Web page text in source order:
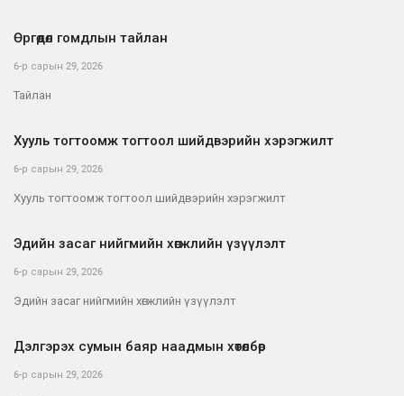
Өргөдөл гомдлын тайлан
6-р сарын 29, 2026
Тайлан
Хууль тогтоомж тогтоол шийдвэрийн хэрэгжилт
6-р сарын 29, 2026
Хууль тогтоомж тогтоол шийдвэрийн хэрэгжилт
Эдийн засаг нийгмийн хөгжлийн үзүүлэлт
6-р сарын 29, 2026
Эдийн засаг нийгмийн хөгжлийн үзүүлэлт
Дэлгэрэх сумын баяр наадмын хөтөлбөр
6-р сарын 29, 2026